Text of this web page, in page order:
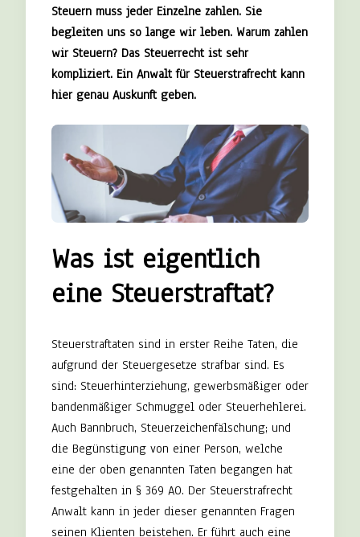
Steuern muss jeder Einzelne zahlen. Sie
begleiten uns so lange wir leben. Warum zahlen
wir Steuern? Das Steuerrecht ist sehr
kompliziert. Ein Anwalt für Steuerstrafrecht kann
hier genau Auskunft geben.
Was ist eigentlich
eine Steuerstraftat?
Steuerstraftaten sind in erster Reihe Taten, die
aufgrund der Steuergesetze strafbar sind. Es
sind: Steuerhinterziehung, gewerbsmäßiger oder
bandenmäßiger Schmuggel oder Steuerhehlerei.
Auch Bannbruch, Steuerzeichenfälschung; und
die Begünstigung von einer Person, welche
eine der oben genannten Taten begangen hat
festgehalten in § 369 AO. Der Steuerstrafrecht
Anwalt kann in jeder dieser genannten Fragen
seinen Klienten beistehen. Er führt auch eine